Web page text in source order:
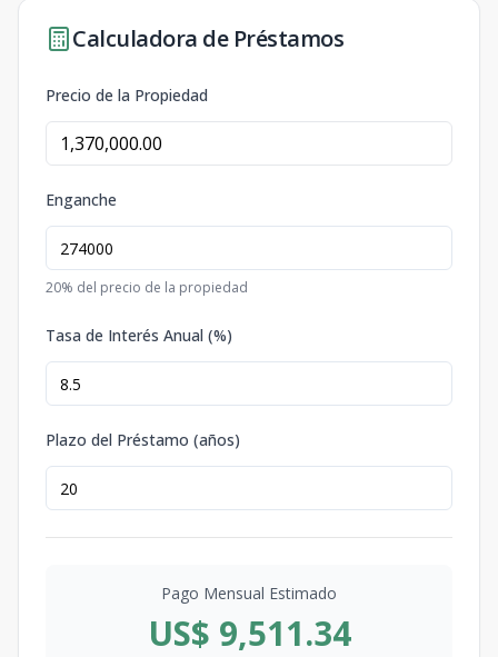
Calculadora de Préstamos
Precio de la Propiedad
Enganche
20% del precio de la propiedad
Tasa de Interés Anual (%)
Plazo del Préstamo (años)
Pago Mensual Estimado
US$ 9,511.34